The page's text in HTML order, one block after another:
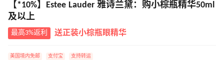
【*10%】Estee Lauder 雅诗兰黛：购小棕瓶精华50ml
及以上
最高3%返利 送正装小棕瓶眼精华
美国境内免邮 支付宝 支持转运